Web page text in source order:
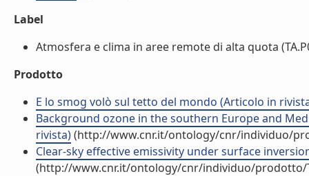
Label
Atmosfera e clima in aree remote di alta quota
Prodotto
E lo smog volò sul tetto del mondo (Articolo in
Background ozone in the southern Europe and
rivista)(http://www.cnr.it/ontology/cnr/individuo/
Clear-sky effective emissivity under surface
(http://www.cnr.it/ontology/cnr/individuo/prodotto/